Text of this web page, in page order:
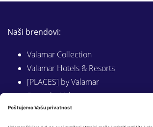
Naši brendovi:
Valamar Collection
Valamar Hotels & Resorts
[PLACES] by Valamar
Sunny by Valamar
Valamar Camping